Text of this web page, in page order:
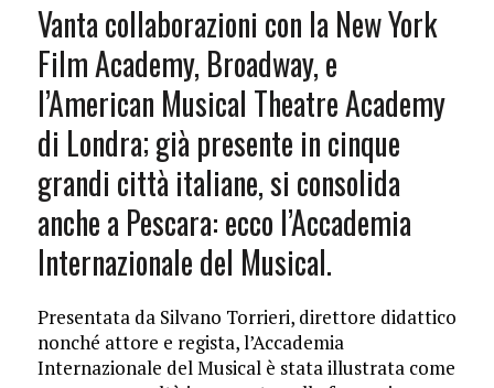
Vanta collaborazioni con la New York
Film Academy, Broadway, e
l’American Musical Theatre Academy
di Londra; già presente in cinque
grandi città italiane, si consolida
anche a Pescara: ecco l’Accademia
Internazionale del Musical.
Presentata da Silvano Torrieri, direttore didattico
nonché attore e regista, l’Accademia
Internazionale del Musical è stata illustrata come